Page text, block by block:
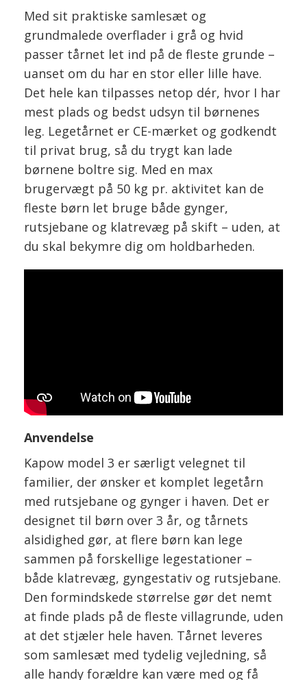
Med sit praktiske samlesæt og
grundmalede overflader i grå og hvid
passer tårnet let ind på de fleste grunde –
uanset om du har en stor eller lille have.
Det hele kan tilpasses netop dér, hvor I har
mest plads og bedst udsyn til børnenes
leg. Legetårnet er CE-mærket og godkendt
til privat brug, så du trygt kan lade
børnene boltre sig. Med en max
brugervægt på 50 kg pr. aktivitet kan de
fleste børn let bruge både gynger,
rutsjebane og klatrevæg på skift – uden, at
du skal bekymre dig om holdbarheden.
Anvendelse
Kapow model 3 er særligt velegnet til
familier, der ønsker et komplet legetårn
med rutsjebane og gynger i haven. Det er
designet til børn over 3 år, og tårnets
alsidighed gør, at flere børn kan lege
sammen på forskellige legestationer –
både klatrevæg, gyngestativ og rutsjebane.
Den formindskede størrelse gør det nemt
at finde plads på de fleste villagrunde, uden
at det stjæler hele haven. Tårnet leveres
som samlesæt med tydelig vejledning, så
alle handy forældre kan være med og få